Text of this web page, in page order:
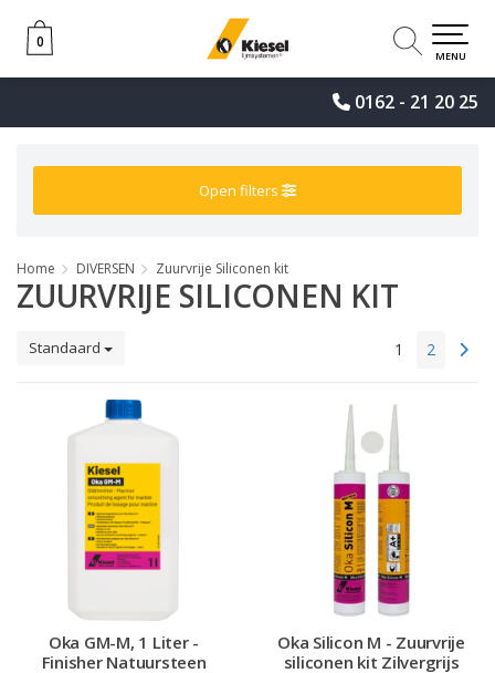
0162 - 21 20 25
0
0
MENU
Open filters
Home DIVERSEN Zuurvrije Siliconen kit
ZUURVRIJE SILICONEN KIT
Standaard 1 2
Oka GM-M, 1 Liter -
Finisher Natuursteen
Oka Silicon M - Zuurvrije
siliconen kit Zilvergrijs